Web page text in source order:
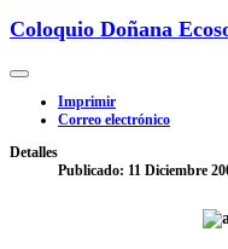
Coloquio Doñana
Imprimir
Correo electrónico
Detalles
Publicado: 11 Diciembre